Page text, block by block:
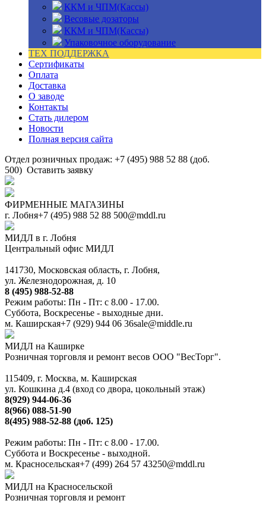
ККМ и ЧПМ(Кассы)
Весовые дозаторы
ККМ и ЧПМ(Кассы)
Упаковочное оборудование
ТЕХ ПОДДЕРЖКА
Сертификаты
Оплата
Доставка
О заводе
Контакты
Стать дилером
Новости
Полная версия сайта
Отдел розничных продаж: +7 (495) 988 52 88 (доб.
500) Оставить заявку
ФИРМЕННЫЕ МАГАЗИНЫ
г. Лобня+7 (495) 988 52 88 500@mddl.ru
МИДЛ в г. Лобня
Центральный офис МИДЛ
141730, Московская область, г. Лобня,
ул. Железнодорожная, д. 10
8 (495) 988-52-88
Режим работы: Пн - Пт: с 8.00 - 17.00.
Суббота, Воскресенье - выходные дни.
м. Каширская+7 (929) 944 06 36sale@middle.ru
МИДЛ на Каширке
Розничная торговля и ремонт весов ООО "ВесТорг".
115409, г. Москва, м. Каширская
ул. Кошкина д.4 (вход со двора, цокольный этаж)
8(929) 944-06-36
8(966) 088-51-90
8(495) 988-52-88 (доб. 125)
Режим работы: Пн - Пт: с 8.00 - 17.00.
Суббота и Воскресенье - выходной.
м. Красносельская+7 (499) 264 57 43250@mddl.ru
МИДЛ на Красносельской
Розничная торговля и ремонт